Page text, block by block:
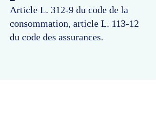
Article L. 312-9 du code de la
consommation, article L. 113-12
du code des assurances.